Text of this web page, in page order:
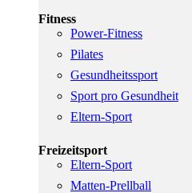
Fitness
Power-Fitness
Pilates
Gesundheitssport
Sport pro Gesundheit
Eltern-Sport
Freizeitsport
Eltern-Sport
Matten-Prellball